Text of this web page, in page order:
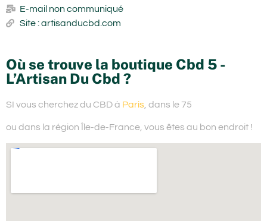
E-mail non communiqué
Site : artisanducbd.com
Où se trouve la boutique Cbd 5 -
L’Artisan Du Cbd ?
SI vous cherchez du CBD à Paris , dans le 75
ou dans la région Île-de-France, vous êtes au bon endroit !